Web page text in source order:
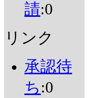
請:0
リンク
承認待
ち :0